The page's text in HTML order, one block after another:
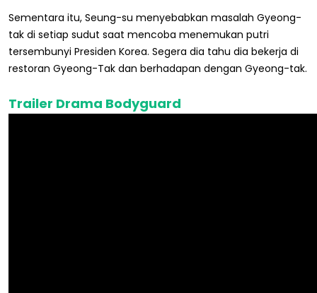
Sementara itu, Seung-su menyebabkan masalah Gyeong-
tak di setiap sudut saat mencoba menemukan putri
tersembunyi Presiden Korea. Segera dia tahu dia bekerja di
restoran Gyeong-Tak dan berhadapan dengan Gyeong-tak.
Trailer Drama Bodyguard